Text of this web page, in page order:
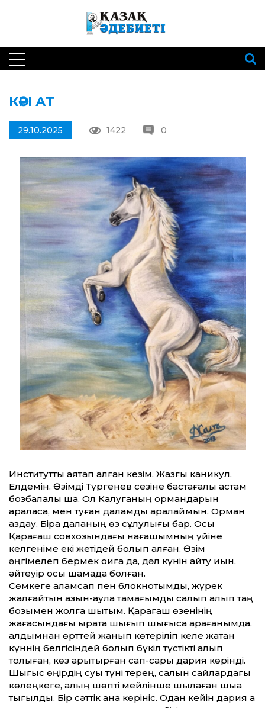
КӘРІ АТ
29.10.2025 1422 0
Институтты аяқтап қалған кезім. Жазғы каникул.
Елдемін. Өзімді Түргенев сезіне бастағалы астам
бозбалалық шақ. Ол Калуганың ормандарын
араласа, мен туған даламды аралаймын. Орман
аздау. Бірақ даланың өз сұлулығы бар. Осы
Қарағаш совхозындағы нағашымның үйіне
келгеніме екі жетідей болып қалған. Өзім
әңгімелеп бермек оқиға да, дәл күнін айту қиын,
әйтеуір осы шамада болған.
Сөмкеге қаламсап пен блокнотымды, жүрек
жалғайтын азын-аулақ тамағымды салып алып таң
бозымен жолға шықтым. Қарағаш өзенінің
жағасындағы қыратқа шығып шығысқа қарағанымда,
алдымнан өрттей жанып көтеріліп келе жатқан
күннің белгісіндей болып бүкіл түстікті алып
толқыған, көз қарықтырған сап-сары дария көрінді.
Шығыс өңірдің суық түні терең, салқын сайлардағы
көлеңкеге, қалың шөпті мейлінше шылаған шыққа
тығылды. Бір сәттік қана көрініс. Одан кейін дария қақ